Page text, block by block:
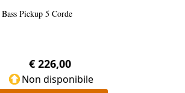
Pickup 5 Corde
€ 226,00
Non disponibile